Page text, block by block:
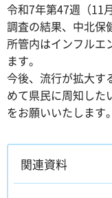
令和7年第47週（11
調査の結果、中北保
所管内はインフルエ
ます。
今後、流行が拡大す
めて県民に周知した
をお願いいたします。
関連資料